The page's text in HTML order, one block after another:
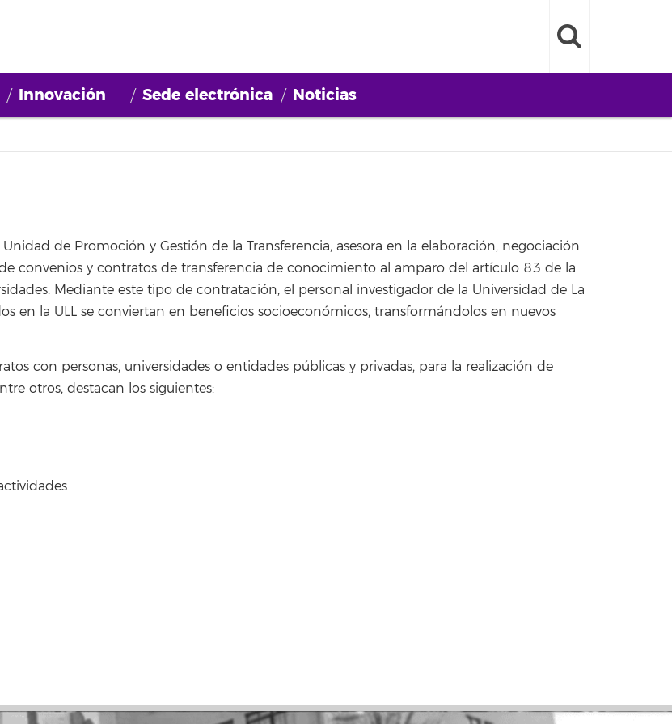
Innovación Sede electrónica Noticias
de Promoción y Gestión de la Transferencia, asesora en la elaboración, negociación
convenios y contratos de transferencia de conocimiento al amparo del artículo 83 de la
Mediante este tipo de contratación, el personal investigador de la Universidad de La
en la ULL se conviertan en beneficios socioeconómicos, transformándolos en nuevos
con personas, universidades o entidades públicas y privadas, para la realización de
otros, destacan los siguientes: